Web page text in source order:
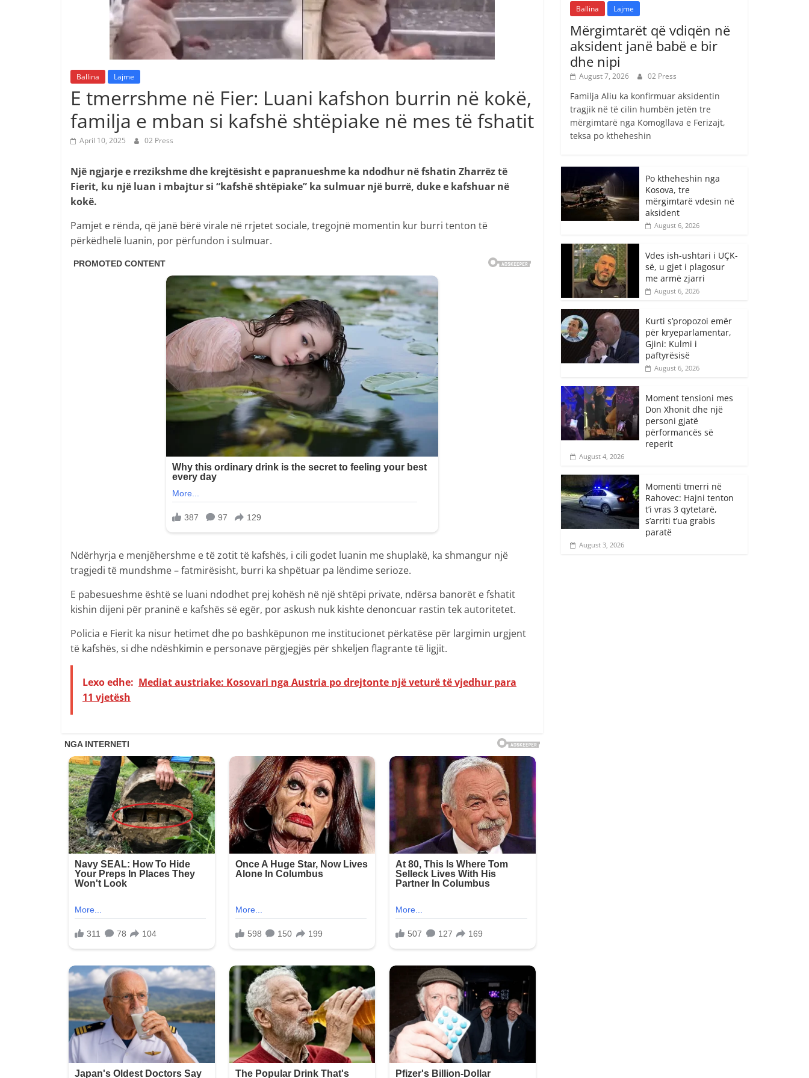
Ballina Lajme
E tmerrshme në Fier: Luani kafshon burrin në kokë,
familja e mban si kafshë shtëpiake në mes të fshatit
April 10, 2025 02 Press
Një ngjarje e rrezikshme dhe krejtësisht e papranueshme ka ndodhur në fshatin Zharrëz të
Fierit, ku një luan i mbajtur si “kafshë shtëpiake” ka sulmuar një burrë, duke e kafshuar në
kokë.
Pamjet e rënda, që janë bërë virale në rrjetet sociale, tregojnë momentin kur burri tenton të
përkëdhelë luanin, por përfundon i sulmuar.
Ndërhyrja e menjëhershme e të zotit të kafshës, i cili godet luanin me shuplakë, ka shmangur një
tragjedi të mundshme – fatmirësisht, burri ka shpëtuar pa lëndime serioze.
E pabesueshme është se luani ndodhet prej kohësh në një shtëpi private, ndërsa banorët e fshatit
kishin dijeni për praninë e kafshës së egër, por askush nuk kishte denoncuar rastin tek autoritetet.
Policia e Fierit ka nisur hetimet dhe po bashkëpunon me institucionet përkatëse për largimin urgjent
të kafshës, si dhe ndëshkimin e personave përgjegjës për shkeljen flagrante të ligjit.
Lexo edhe: Mediat austriake: Kosovari nga Austria po drejtonte një veturë të vjedhur para
11 vjetësh
Ballina Lajme
Mërgimtarët që vdiqën në
aksident janë babë e bir
dhe nipi
August 7, 2026 02 Press
Familja Aliu ka konfirmuar aksidentin
tragjik në të cilin humbën jetën tre
mërgimtarë nga Komogllava e Ferizajt,
teksa po ktheheshin
Po ktheheshin nga
Kosova, tre
mërgimtarë vdesin në
aksident
August 6, 2026
Vdes ish-ushtari i UÇK-
së, u gjet i plagosur
me armë zjarri
August 6, 2026
Kurti s’propozoi emër
për kryeparlamentar,
Gjini: Kulmi i
paftyrësisë
August 6, 2026
Moment tensioni mes
Don Xhonit dhe një
personi gjatë
përformancës së
reperit
August 4, 2026
Momenti tmerri në
Rahovec: Hajni tenton
t’i vras 3 qytetarë,
s’arriti t’ua grabis
paratë
August 3, 2026